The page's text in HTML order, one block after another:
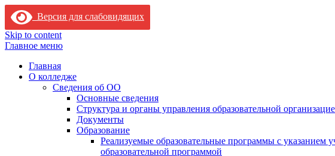
Версия для слабовидящих
Skip to content
Главное меню
Главная
О колледже
Сведения об ОО
Основные сведения
Структура и органы управления образовательной
Документы
Образование
Реализуемые образовательные программы с
образовательной программой